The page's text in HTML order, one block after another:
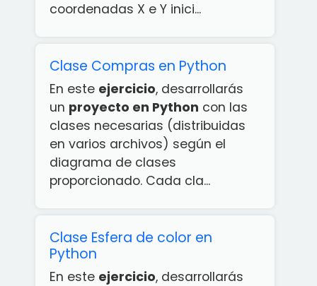
coordenadas X e Y inici...
Clase Compras en Python
En este ejercicio, desarrollarás
un proyecto en Python con las
clases necesarias (distribuidas
en varios archivos) según el
diagrama de clases
proporcionado. Cada cla...
Clase Esfera de color en
Python
En este ejercicio, desarrollarás